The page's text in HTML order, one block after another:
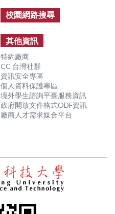
校園網路搜尋
其他資訊
特約廠商
CC 台灣社群
資訊安全專區
個人資料保護專區
境外學生諮詢平臺服務資訊
政府開放文件格式ODF資訊
廠商人才需求媒合平台